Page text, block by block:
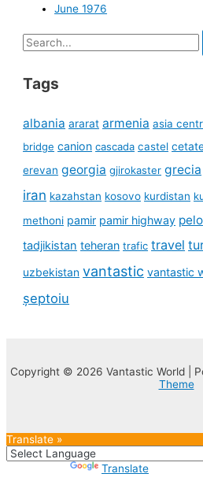
June 1976
Search
Tags
albania ararat armenia asia
bridge canion cascada castel
erevan georgia gjirokaster grecia
iran kazahstan kosovo kurdistan
methoni pamir pamir highway
tadjikistan teheran trafic travel
uzbekistan vantastic vantastic
șeptoiu
Copyright © 2026 Vantastic World |
Theme
Translate »
Translate